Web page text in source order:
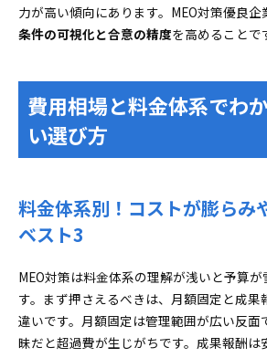
力が高い傾向にあります。MEO対策優良企
条件の可視化と合意の精度を高めることで
費用相場と料金体系でわ
い選び方
料金体系別！コストが膨らみ
ベスト3
MEO対策は料金体系の理解が浅いと予算
す。まず押さえるべきは、月額固定と成果
違いです。月額固定は管理範囲が広い反面
昧だと超過費が生じがちです。成果報酬は